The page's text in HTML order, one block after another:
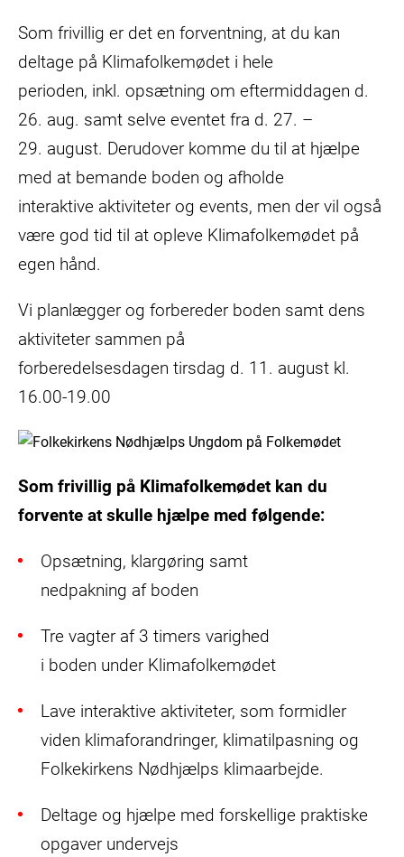
Som frivillig er det en forventning, at du kan
deltage på Klimafolkemødet i hele
perioden, inkl. opsætning om eftermiddagen d.
26. aug. samt selve eventet fra d. 27. –
29. august. Derudover komme du til at hjælpe
med at bemande boden og afholde
interaktive aktiviteter og events, men der vil også
være god tid til at opleve Klimafolkemødet på
egen hånd.
Vi planlægger og forbereder boden samt dens
aktiviteter sammen på
forberedelsesdagen tirsdag d. 11. august kl.
16.00-19.00
Som frivillig på Klimafolkemødet kan du
forvente at skulle hjælpe med følgende:
Opsætning, klargøring samt
nedpakning af boden
Tre vagter af 3 timers varighed
i boden under Klimafolkemødet
Lave interaktive aktiviteter, som formidler
viden klimaforandringer, klimatilpasning og
Folkekirkens Nødhjælps klimaarbejde.
Deltage og hjælpe med forskellige praktiske
opgaver undervejs